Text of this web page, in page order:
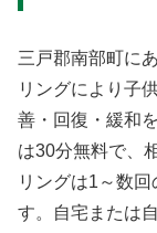
三戸郡南部町に
リングにより子
善・回復・緩和
は30分無料で、
リングは1～数
す。自宅または